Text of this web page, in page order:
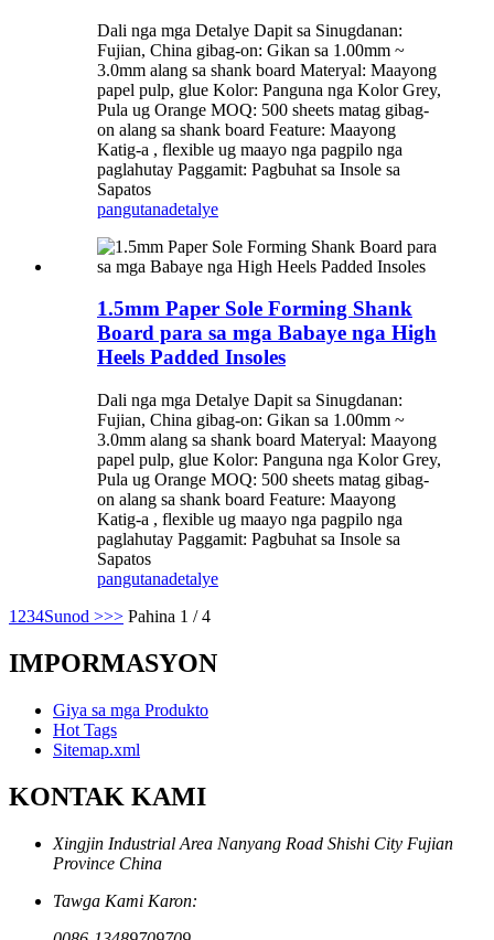
Dali nga mga Detalye Dapit sa Sinugdanan:
Fujian, China gibag-on: Gikan sa 1.00mm ~
3.0mm alang sa shank board Materyal: Maayong
papel pulp, glue Kolor: Panguna nga Kolor Grey,
Pula ug Orange MOQ: 500 sheets matag gibag-
on alang sa shank board Feature: Maayong
Katig-a , flexible ug maayo nga pagpilo nga
paglahutay Paggamit: Pagbuhat sa Insole sa
Sapatos
pangutanadetalye
1.5mm Paper Sole Forming Shank
Board para sa mga Babaye nga High
Heels Padded Insoles
Dali nga mga Detalye Dapit sa Sinugdanan:
Fujian, China gibag-on: Gikan sa 1.00mm ~
3.0mm alang sa shank board Materyal: Maayong
papel pulp, glue Kolor: Panguna nga Kolor Grey,
Pula ug Orange MOQ: 500 sheets matag gibag-
on alang sa shank board Feature: Maayong
Katig-a , flexible ug maayo nga pagpilo nga
paglahutay Paggamit: Pagbuhat sa Insole sa
Sapatos
pangutanadetalye
1 234Sunod >>> Pahina 1 / 4
IMPORMASYON
Giya sa mga Produkto
Hot Tags
Sitemap.xml
KONTAK KAMI
Xingjin Industrial Area Nanyang Road Shishi City Fujian
Province China
Tawga Kami Karon: